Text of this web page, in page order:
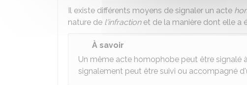
Il existe différents moyens de signaler un acte
nature de l'infractionet de la manière dont elle a
À savoir
Un même acte homophobe peut être signalé
signalement peut être suivi ou accompagné